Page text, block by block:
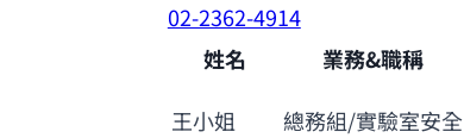
02-2362-4914
姓名
業務&職稱
王小姐
總務組/實驗室安全